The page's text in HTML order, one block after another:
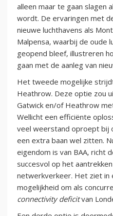
alleen maar te gaan slagen
wordt. De ervaringen met
nieuwe luchthavens als
Malpensa, waarbij de oude
geopend bleef, illustreren
gaan met de aanleg van
Het tweede mogelijke
Heathrow. Deze optie zou
Gatwick en/of Heathrow
Wellicht een efficiënte
veel weerstand oproept bij
een extra baan wel zitten.
eigendom is van BAA, richt
succesvol op het
netwerkverkeer. Het ziet in
mogelijkheid om als
connectivity deficitvan